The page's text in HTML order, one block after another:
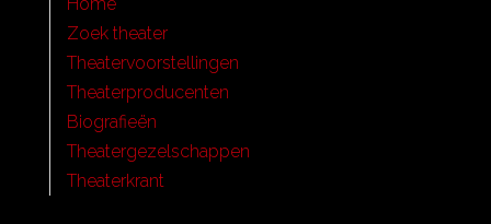
Zoek theater
Theatervoorstellingen
Theaterproducenten
Biografieën
Theatergezelschappen
Theaterkrant